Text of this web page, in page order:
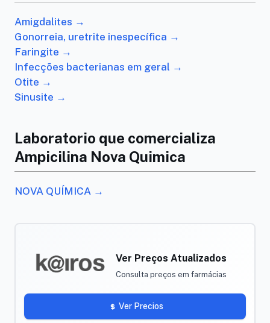
Amigdalites →
Gonorreia, uretrite inespecífica →
Faringite →
Infecções bacterianas em geral →
Otite →
Sinusite →
Laboratorio que comercializa
Ampicilina Nova Quimica
NOVA QUÍMICA →
Ver Preços Atualizados
Consulta preços em farmácias
Ver Precios